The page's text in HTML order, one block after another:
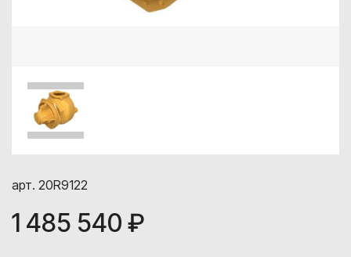
арт. 20R9122
1 485 540 ₽